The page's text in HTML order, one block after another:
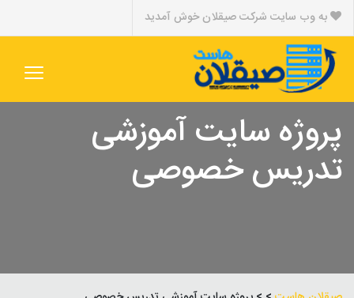
به وب سایت شرکت صیقلان خوش آمدید
پروژه سایت آموزشی
تدریس خصوصی